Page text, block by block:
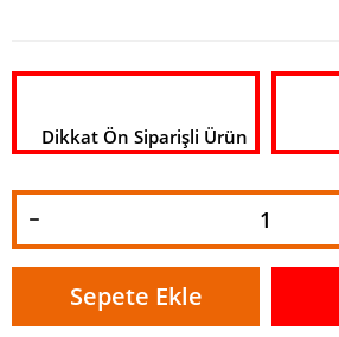
Dikkat Ön Siparişli Ürün
Sepete Ekle